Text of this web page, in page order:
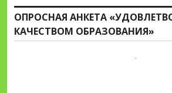
ОПРОСНАЯ АНКЕТА
КАЧЕСТВОМ ОБРАЗОВАНИЯ»